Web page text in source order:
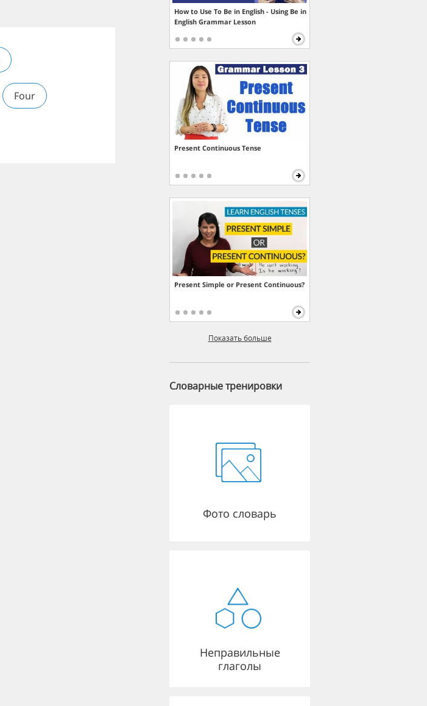
Four
How to Use To Be in English - Using Be in
English Grammar Lesson
Present Continuous Tense
Present Simple or Present Continuous?
Показать больше
Словарные тренировки
Фото словарь
Неправильные
глаголы